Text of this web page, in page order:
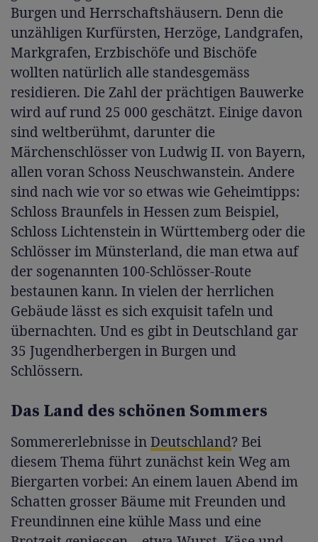
Burgen und Herrschaftshäusern. Denn die
unzähligen Kurfürsten, Herzöge, Landgrafen,
Markgrafen, Erzbischöfe und Bischöfe
wollten natürlich alle standesgemäss
residieren. Die Zahl der prächtigen Bauwerke
wird auf rund 25 000 geschätzt. Einige davon
sind weltberühmt, darunter die
Märchenschlösser von Ludwig II. von Bayern,
allen voran Schoss Neuschwanstein. Andere
sind nach wie vor so etwas wie Geheimtipps:
Schloss Braunfels in Hessen zum Beispiel,
Schloss Lichtenstein in Württemberg oder die
Schlösser im Münsterland, die man etwa auf
der sogenannten 100-Schlösser-Route
bestaunen kann. In vielen der herrlichen
Gebäude lässt es sich exquisit tafeln und
übernachten. Und es gibt in Deutschland gar
35 Jugendherbergen in Burgen und
Schlössern.
Das Land des schönen Sommers
Sommererlebnisse inDeutschland? Bei
diesem Thema führt zunächst kein Weg am
Biergarten vorbei: An einem lauen Abend im
Schatten grosser Bäume mit Freunden und
Freundinnen eine kühle Mass und eine